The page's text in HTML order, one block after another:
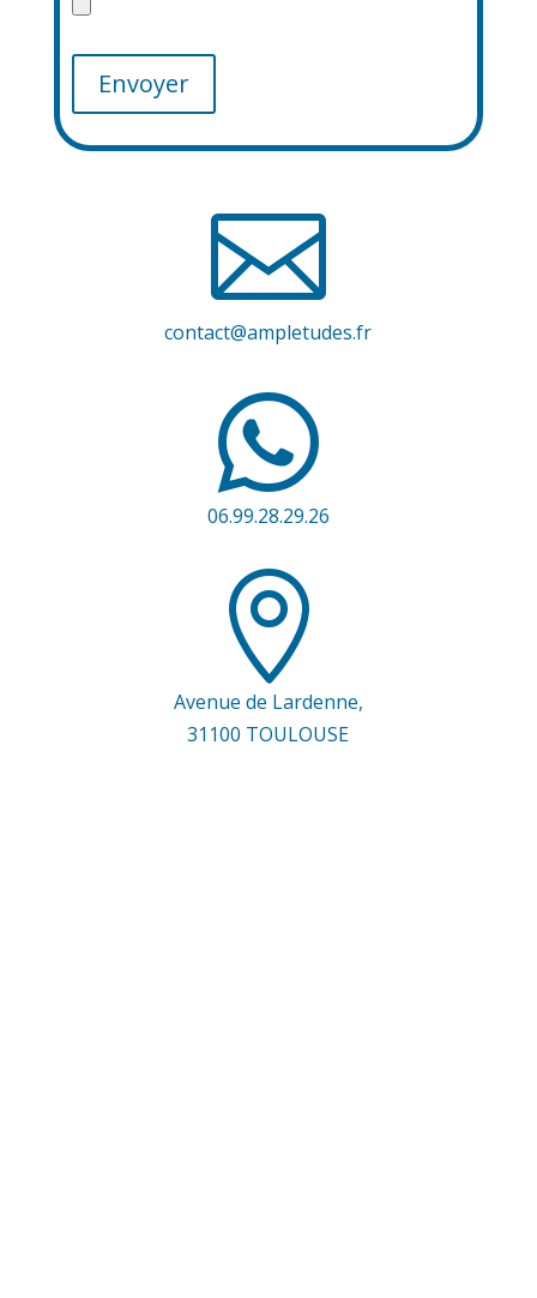

contact@ampletudes.fr

06.99.28.29.26

Avenue de Lardenne,
31100 TOULOUSE